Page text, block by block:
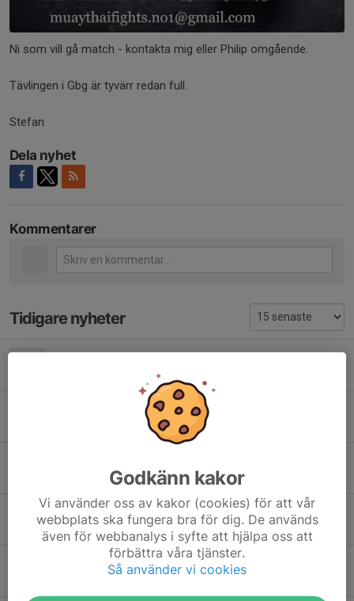
Ni som vill gå match - kontakta mig eller Philip omgående.
Tävlingen i Gbg är tyvärr redan full.
Stefan
Dela nyhet
Kommentarer
Tidigare nyheter
Tävling Växjö 21-23 november
Växjö sparring nu på söndag 26/10.
15 okt 2025 0
Tävling i Växjö.
27 sep 2025 0
Thaigala Tranås.....
Godkänn kakor
Vi använder oss av kakor (cookies) för att vår
webbplats ska fungera bra för dig. De används
även för webbanalys i syfte att hjälpa oss att
förbättra våra tjänster.
Så använder vi cookies